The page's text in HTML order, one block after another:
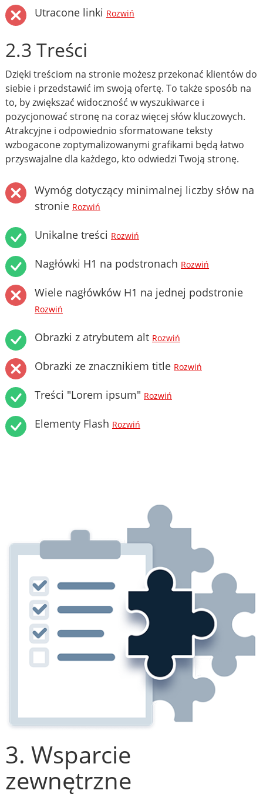
Utracone linki Rozwiń
2.3 Treści
Dzięki treściom na stronie możesz przekonać klientów do
siebie i przedstawić im swoją ofertę. To także sposób na
to, by zwiększać widoczność w wyszukiwarce i
pozycjonować stronę na coraz więcej słów kluczowych.
Atrakcyjne i odpowiednio sformatowane teksty
wzbogacone zoptymalizowanymi grafikami będą łatwo
przyswajalne dla każdego, kto odwiedzi Twoją stronę.
Wymóg dotyczący minimalnej liczby słów na
stronie Rozwiń
Unikalne treści Rozwiń
Nagłówki H1 na podstronach Rozwiń
Wiele nagłówków H1 na jednej podstronie
Rozwiń
Obrazki z atrybutem alt Rozwiń
Obrazki ze znacznikiem title Rozwiń
Treści "Lorem ipsum" Rozwiń
Elementy Flash Rozwiń
3. Wsparcie
zewnętrzne